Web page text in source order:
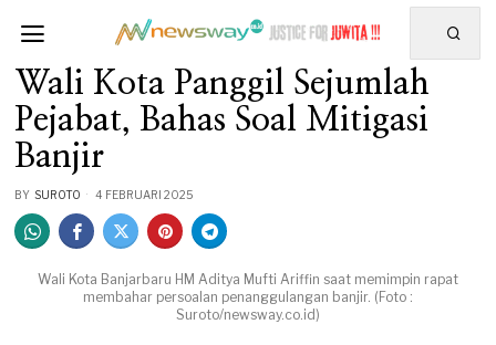
Wali Kota Panggil Sejumlah
Pejabat, Bahas Soal Mitigasi
Banjir
BY SUROTO 4 FEBRUARI 2025
Wali Kota Banjarbaru HM Aditya Mufti Ariffin saat memimpin rapat
membahar persoalan penanggulangan banjir. (Foto :
Suroto/newsway.co.id)